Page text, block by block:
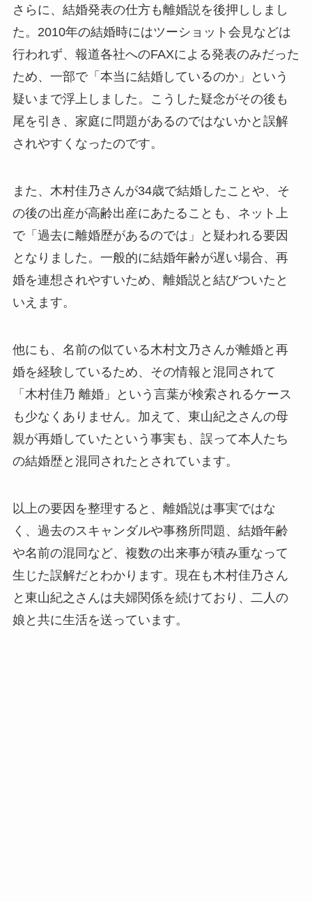
さらに、結婚発表の仕方も離婚説を後押ししまし
た。2010年の結婚時にはツーショット会見などは
行われず、報道各社へのFAXによる発表のみだった
ため、一部で「本当に結婚しているのか」という
疑いまで浮上しました。こうした疑念がその後も
尾を引き、家庭に問題があるのではないかと誤解
されやすくなったのです。
また、木村佳乃さんが34歳で結婚したことや、そ
の後の出産が高齢出産にあたることも、ネット上
で「過去に離婚歴があるのでは」と疑われる要因
となりました。一般的に結婚年齢が遅い場合、再
婚を連想されやすいため、離婚説と結びついたと
いえます。
他にも、名前の似ている木村文乃さんが離婚と再
婚を経験しているため、その情報と混同されて
「木村佳乃 離婚」という言葉が検索されるケース
も少なくありません。加えて、東山紀之さんの母
親が再婚していたという事実も、誤って本人たち
の結婚歴と混同されたとされています。
以上の要因を整理すると、離婚説は事実ではな
く、過去のスキャンダルや事務所問題、結婚年齢
や名前の混同など、複数の出来事が積み重なって
生じた誤解だとわかります。現在も木村佳乃さん
と東山紀之さんは夫婦関係を続けており、二人の
娘と共に生活を送っています。